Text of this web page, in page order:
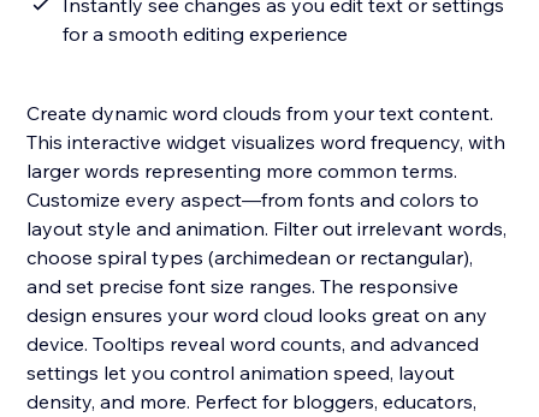
Instantly see changes as you edit text or settings
for a smooth editing experience
Create dynamic word clouds from your text content.
This interactive widget visualizes word frequency, with
larger words representing more common terms.
Customize every aspect—from fonts and colors to
layout style and animation. Filter out irrelevant words,
choose spiral types (archimedean or rectangular),
and set precise font size ranges. The responsive
design ensures your word cloud looks great on any
device. Tooltips reveal word counts, and advanced
settings let you control animation speed, layout
density, and more. Perfect for bloggers, educators,